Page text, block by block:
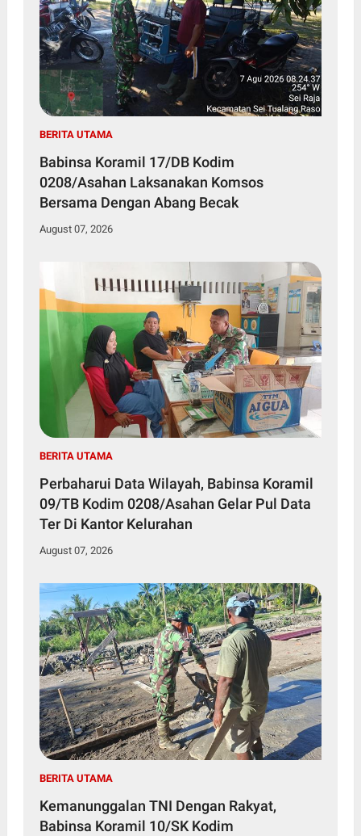
BERITA UTAMA
Babinsa Koramil 17/DB Kodim
0208/Asahan Laksanakan Komsos
Bersama Dengan Abang Becak
August 07, 2026
BERITA UTAMA
Perbaharui Data Wilayah, Babinsa Koramil
09/TB Kodim 0208/Asahan Gelar Pul Data
Ter Di Kantor Kelurahan
August 07, 2026
BERITA UTAMA
Kemanunggalan TNI Dengan Rakyat,
Babinsa Koramil 10/SK Kodim